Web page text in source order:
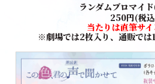
ランダムブロマイ
250円(税
当たりは直筆サ
※劇場では2枚入り、通販では1